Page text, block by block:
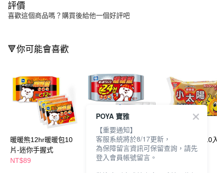
評價
喜歡這個商品嗎？購買後給他一個好評吧
🔻你可能會喜歡
暖暖熊12hr暖暖包10
片-迷你手握式
NT$89
暖暖熊24hr暖暖包10
片-手握式
NT$129
小太陽暖暖包10
握式
POYA 寶雅
【重要通知】
客服系統將於8/17更新，
為保障留言資訊可保留查詢，請先
登入會員帳號留言。